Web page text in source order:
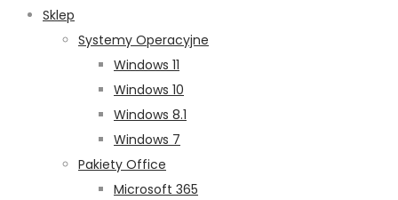
Sklep
Systemy Operacyjne
Windows 11
Windows 10
Windows 8.1
Windows 7
Pakiety Office
Microsoft 365